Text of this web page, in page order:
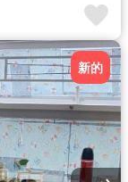
新的